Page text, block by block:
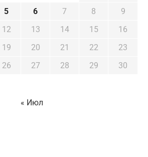
5 6 7 8
9
12 13 14 15
16
19 20 21 22
23
26 27 28 29
30
« Июл